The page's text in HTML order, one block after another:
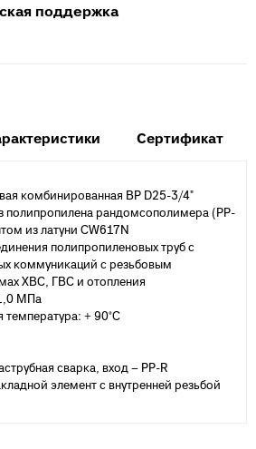
поддержка
Сертификат
комбинированная ВР D25-3/4"
полипропилена рандомсополимера (PP-
из латуни CW617N
полипропиленовых труб с
коммуникаций с резьбовым
ХВС, ГВС и отопления
МПа
температура: + 90°С
сварка, вход – PP-R
элемент с внутренней резьбой